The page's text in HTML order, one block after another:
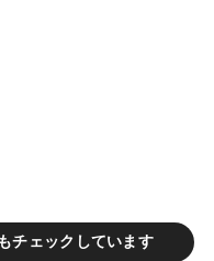
チェックしています